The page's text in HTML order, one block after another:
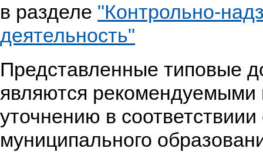
в разделе "Контрольно-
деятельность"
Представленные типовые
являются рекомендуемыми
уточнению в
муниципального